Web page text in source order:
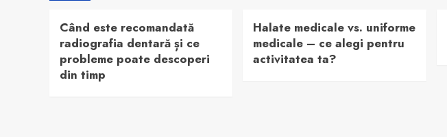
Când este recomandată
radiografia dentară și ce
probleme poate descoperi
din timp
Halate medicale vs. uniforme
medicale – ce alegi pentru
activitatea ta?